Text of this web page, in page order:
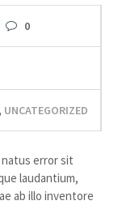
0
, UNCATEGORIZED
error sit
laudantium,
ab illo inventore